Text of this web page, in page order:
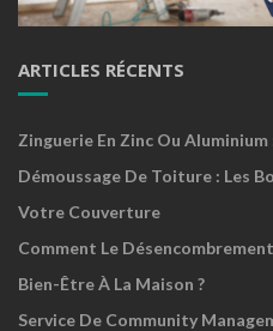
ARTICLES RÉCENTS
Zinguerie En Zinc Ou
Démoussage De Toiture : Les
Votre Couverture
Comment Le
Bien-Être À La Maison ?
Service De Community